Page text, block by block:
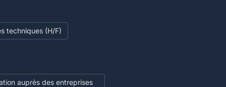
techniques (H/F)
auprès des entreprises